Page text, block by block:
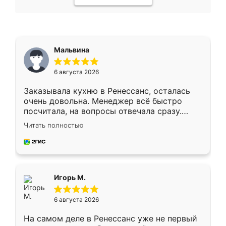
Мальвина
6 августа 2026
Заказывала кухню в Ренессанс, осталась
очень довольна. Менеджер всё быстро
посчитала, на вопросы отвечала сразу.
Замерщик приехал в субботу, подошёл к
делу со всей ответственностью. Собрали
за день, ребята работали аккуратно, даже
Читать полностью
Игорь М.
6 августа 2026
На самом деле в Ренессанс уже не первый